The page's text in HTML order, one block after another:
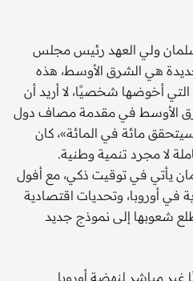
ولي العهد رئيس مجلس
هي الشرق الأوسط، هذه
أخوضها شخصيًا، لا أريد أن
الأوسط في مقدمة مصاف دول
مائة في المائة»، كان
لا مجرد تنمية وطنية.
يأتي في توقيت ذكي، مع أفول
في أوروبا، وتحديات اقتصادية
شعوبها إلى نموذج جديد
مباشر لنهضة أوروبا